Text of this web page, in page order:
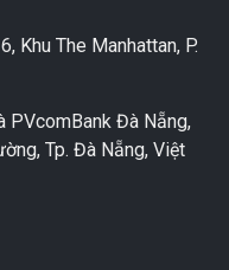
Khu The Manhattan, P.
PVcomBank Đà Nẵng,
Tp. Đà Nẵng, Việt